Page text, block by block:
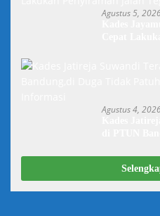
Agustus 5,
Agustus 4,